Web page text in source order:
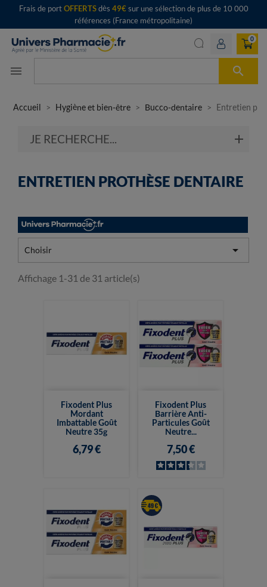
Frais de portOFFERTSdès 49€sur une sélection de plus de 10 000
références (France métropolitaine)
menu 
0
Accueil Hygiène et bien-être Bucco-dentaire Entretien
JE RECHERCHE...
ENTRETIEN PROTHÈSE DENTAIRE
Choisir 
Affichage 1-31 de 31 article(s)
Fixodent Plus
Mordant
Imbattable Goût
Neutre 35g
6,79 €
Fixodent Plus
Barrière Anti-
Particules Goût
Neutre...
7,50 €